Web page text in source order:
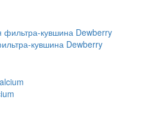
кувшина Dewberry